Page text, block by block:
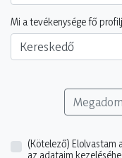
Mi a tevékenysége fő
Kereskedő
(Kötelező) Elolvastam
az adataim